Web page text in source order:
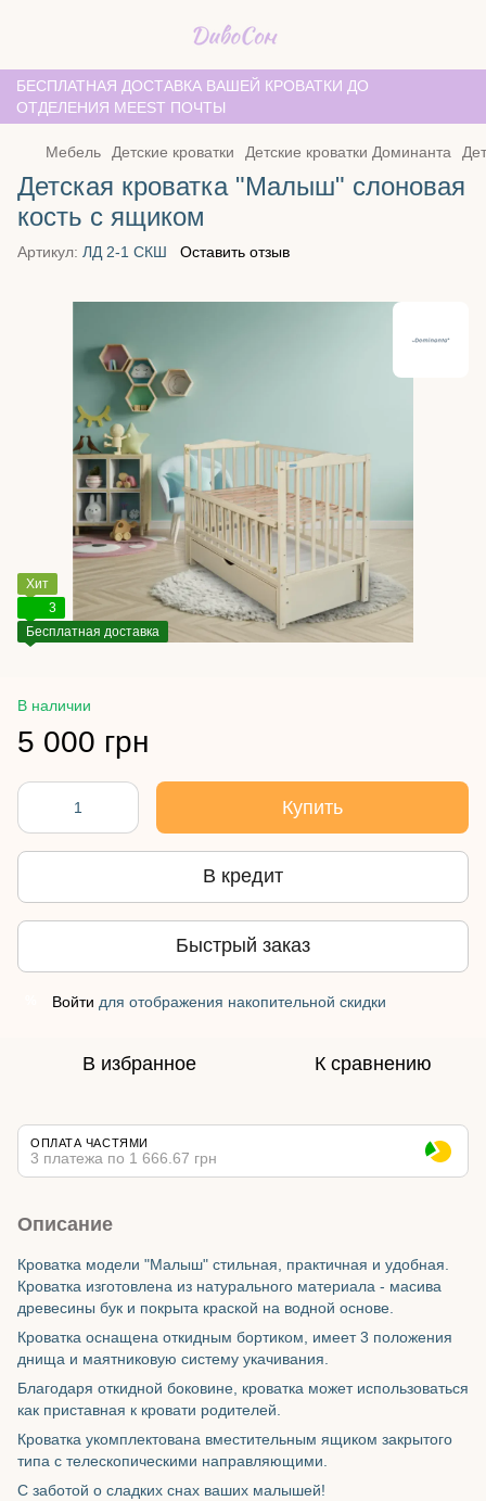
БЕСПЛАТНАЯ ДОСТАВКА ВАШЕЙ КРОВАТКИ ДО
ОТДЕЛЕНИЯ MEEST ПОЧТЫ
Мебель Детские кроватки Детские кроватки Доминанта
Детская кроватка "Малыш" слоновая
кость с ящиком
Артикул: ЛД 2-1 СКШ Оставить отзыв
Хит
3
Бесплатная доставка
В наличии
5 000 грн
Купить
В кредит
Быстрый заказ
Войти для отображения накопительной скидки
В избранное К сравнению
ОПЛАТА ЧАСТЯМИ
3 платежа по 1 666.67 грн
Описание
Кроватка модели "Малыш" стильная, практичная и удобная.
Кроватка изготовлена из натурального материала - масива
древесины бук и покрыта краской на водной основе.
Кроватка оснащена откидным бортиком, имеет 3 положения
днища и маятниковую систему укачивания.
Благодаря откидной боковине, кроватка может использоваться
как приставная к кровати родителей.
Кроватка укомплектована вместительным ящиком закрытого
типа с телескопическими направляющими.
С заботой о сладких снах ваших малышей!